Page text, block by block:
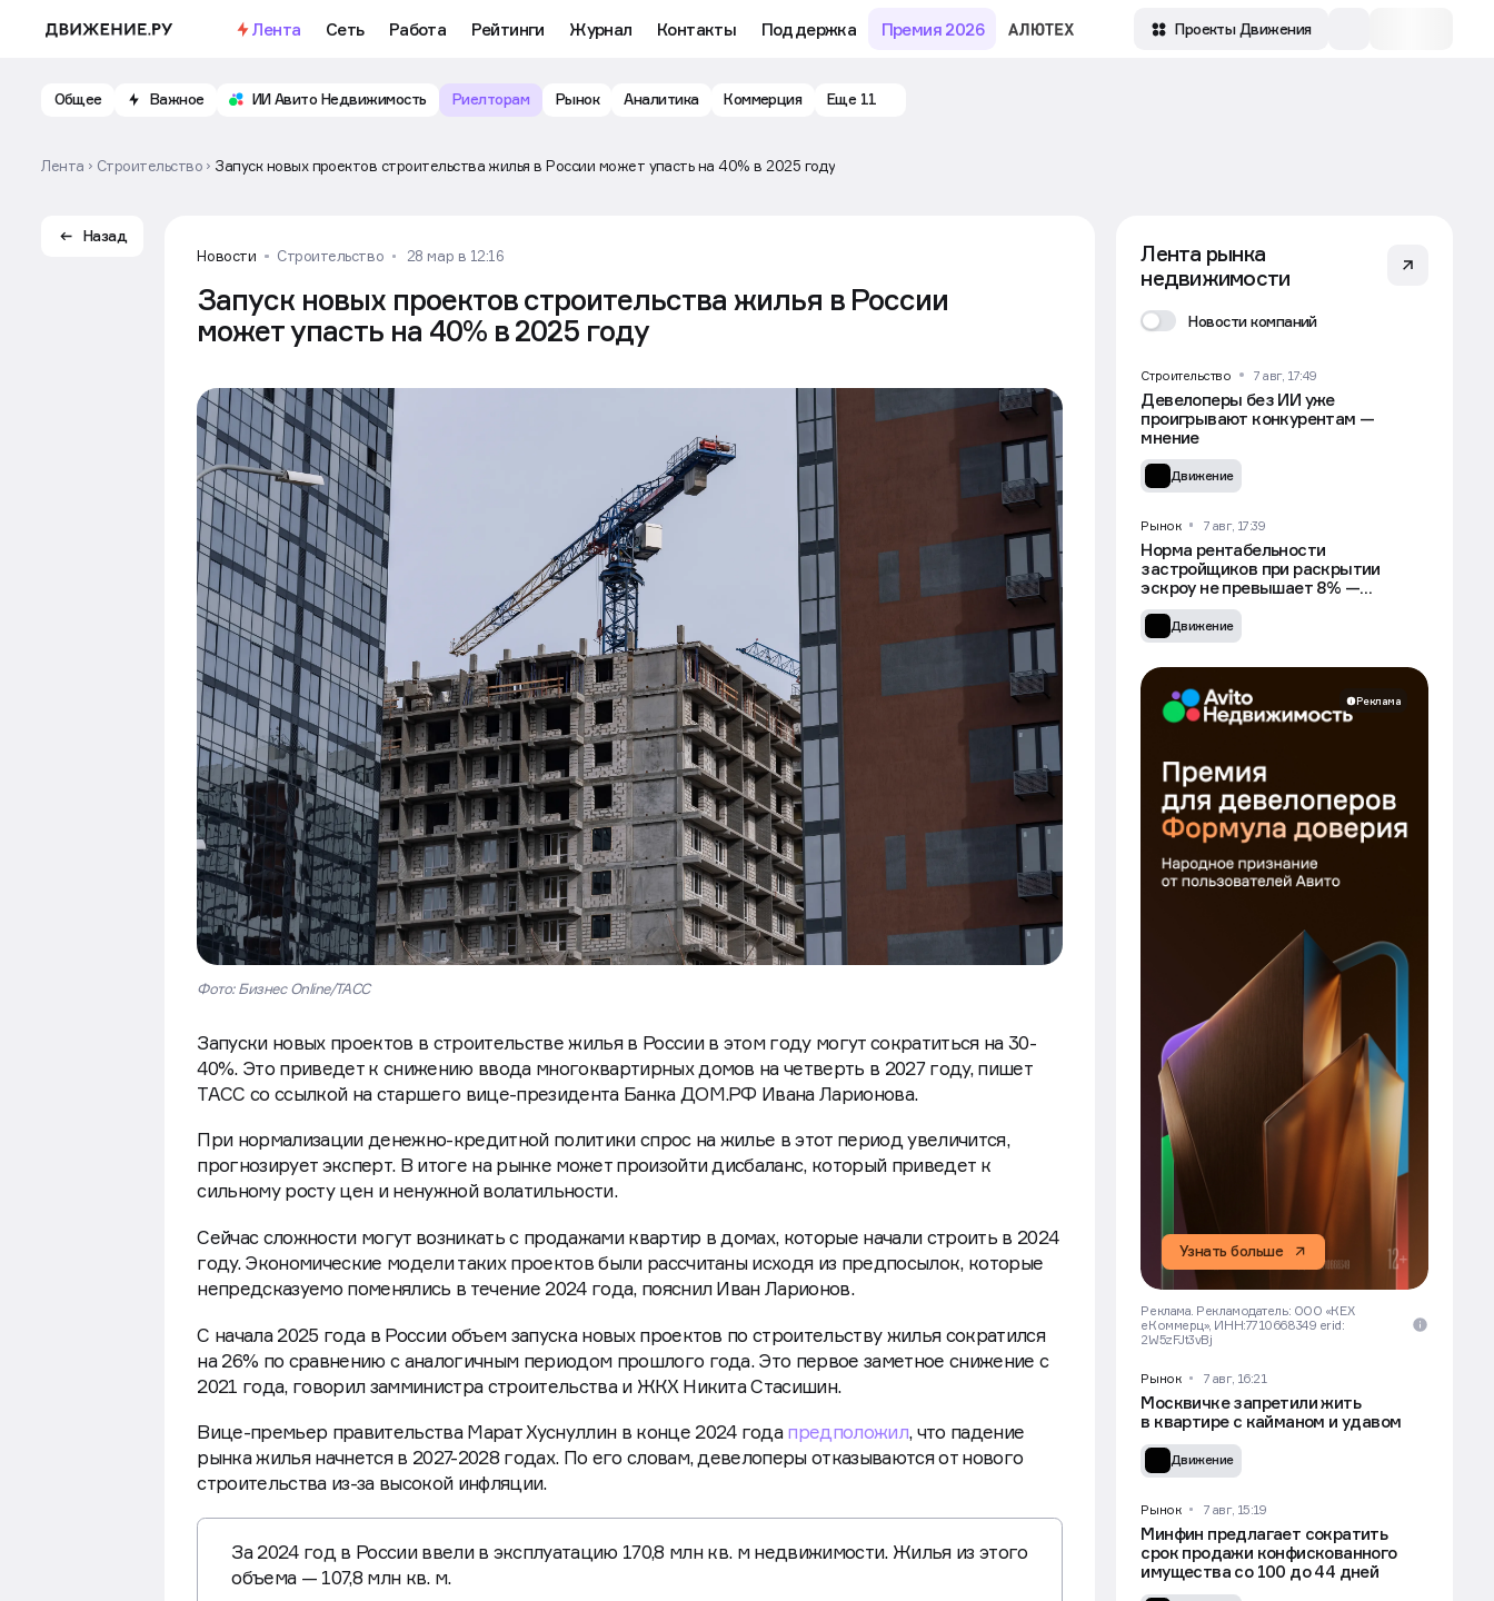
Лента Сеть Работа Рейтинги Журнал Контакты Поддержка Премия 2026 Проекты Движения
Общее Важное ИИ Авито Недвижимость Риелторам Рынок Аналитика Коммерция Еще 11
Лента Строительство Запуск новых проектов строительства жилья в России может упасть на 40% в 2025 году
Назад
Новости
Строительство 28 мар в 12:16
Запуск новых проектов строительства жилья в России
может упасть на 40% в 2025 году
Фото: Бизнес Online/ТАСС
Запуски новых проектов в строительстве жилья в России в этом году могут сократиться на 30-
40%. Это приведет к снижению ввода многоквартирных домов на четверть в 2027 году, пишет
ТАСС со ссылкой на старшего вице-президента Банка ДОМ.РФ Ивана Ларионова.
При нормализации денежно-кредитной политики спрос на жилье в этот период увеличится,
прогнозирует эксперт. В итоге на рынке может произойти дисбаланс, который приведет к
сильному росту цен и ненужной волатильности.
Сейчас сложности могут возникать с продажами квартир в домах, которые начали строить в 2024
году. Экономические модели таких проектов были рассчитаны исходя из предпосылок, которые
непредсказуемо поменялись в течение 2024 года, пояснил Иван Ларионов.
С начала 2025 года в России объем запуска новых проектов по строительству жилья сократился
на 26% по сравнению с аналогичным периодом прошлого года. Это первое заметное снижение с
2021 года, говорил замминистра строительства и ЖКХ Никита Стасишин.
Вице-премьер правительства Марат Хуснуллин в конце 2024 года предположил, что падение
рынка жилья начнется в 2027-2028 годах. По его словам, девелоперы отказываются от нового
строительства из-за высокой инфляции.
За 2024 год в России ввели в эксплуатацию 170,8 млн кв. м недвижимости. Жилья из этого
объема — 107,8 млн кв. м.
Лента рынка
недвижимости
Новости компаний
Строительство 7 авг, 17:49
Девелоперы без ИИ уже
проигрывают конкурентам —
мнение
Движение
Рынок 7 авг, 17:39
Норма рентабельности
застройщиков при раскрытии
эскроу не превышает 8% —
Минстрой
Движение
Реклама
Узнать больше
Реклама. Рекламодатель: ООО «КЕХ
еКоммерц», ИНН:7710668349 erid:
2W5zFJt3vBj
Рынок 7 авг, 16:21
Москвичке запретили жить
в квартире с кайманом и удавом
Движение
Рынок 7 авг, 15:19
Минфин предлагает сократить
срок продажи конфискованного
имущества со 100 до 44 дней